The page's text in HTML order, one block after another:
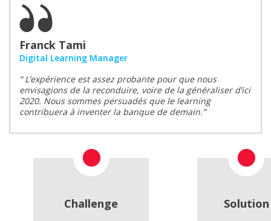
Franck Tami
Digital Learning Manager
“ L’expérience est assez probante pour que nous
envisagions de la reconduire, voire de la généraliser d’ici
2020. Nous sommes persuadés que le learning
contribuera à inventer la banque de demain.”
Challenge Solution